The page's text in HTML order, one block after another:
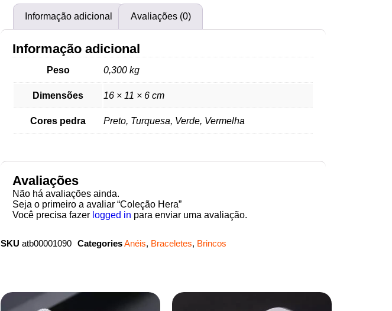
Informação adicional Avaliações (0)
Informação adicional
Peso 0,300 kg
Dimensões 16 × 11 × 6 cm
Cores pedra Preto, Turquesa, Verde, Vermelha
Avaliações
Não há avaliações ainda.
Seja o primeiro a avaliar “Coleção Hera”
Você precisa fazer logged in para enviar uma avaliação.
SKU atb00001090 CategoriesAnéis, Braceletes, Brincos